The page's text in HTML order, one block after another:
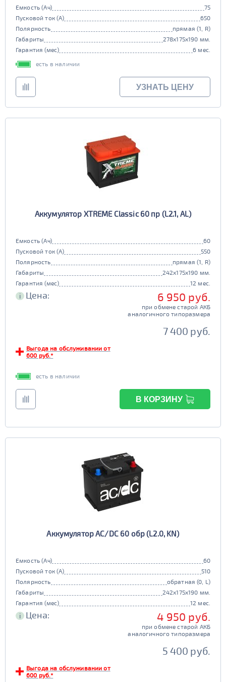
Емкость (Ач)
75
Пусковой ток (А)
650
Полярность
прямая (1, R)
Габариты
278x175x190 мм.
Гарантия (мес)
6 мес.
есть в наличии
УЗНАТЬ ЦЕНУ
Аккумулятор XTREME Classic 60 пр (L2.1, AL)
Емкость (Ач)
60
Пусковой ток (А)
550
Полярность
прямая (1, R)
Габариты
242x175x190 мм.
Гарантия (мес)
12 мес.
i Цена: 6 950 руб.
при обмене старой АКБ
аналогичного типоразмера
7 400 руб.
Выгода на обслуживании от
600 руб.*
есть в наличии
В КОРЗИНУ
Аккумулятор AC/DC 60 обр (L2.0, KN)
Емкость (Ач)
60
Пусковой ток (А)
510
Полярность
обратная (0, L)
Габариты
242x175x190 мм.
Гарантия (мес)
12 мес.
i Цена: 4 950 руб.
при обмене старой АКБ
аналогичного типоразмера
5 400 руб.
Выгода на обслуживании от
600 руб.*